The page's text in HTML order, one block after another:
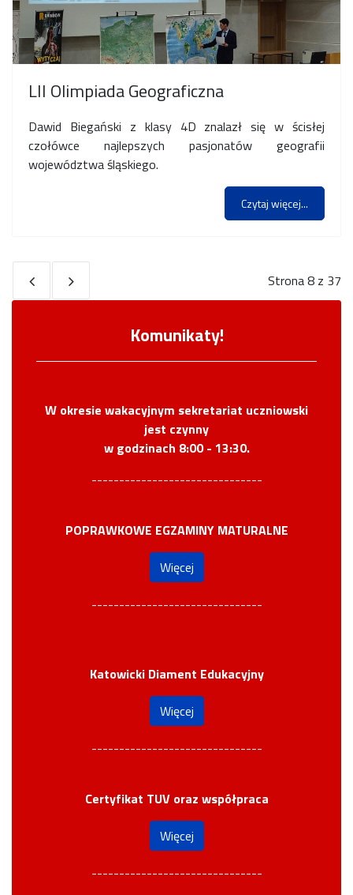
LII Olimpiada Geograficzna
Dawid Biegański z klasy 4D znalazł się w ścisłej
czołówce najlepszych pasjonatów geografii
województwa śląskiego.
Czytaj więcej...
Strona 8 z 37
Komunikaty!
W okresie wakacyjnym sekretariat uczniowski
jest czynny
w godzinach 8:00 - 13:30.
-------------------------------
POPRAWKOWE EGZAMINY MATURALNE
Więcej
-------------------------------
Katowicki Diament Edukacyjny
Więcej
-------------------------------
Certyfikat TUV oraz współpraca
Więcej
-------------------------------